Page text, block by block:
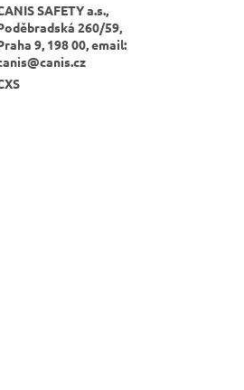
SAFETY a.s.,
260/59,
9, 198 00, email: